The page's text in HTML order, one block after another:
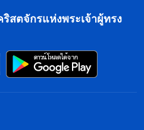
จเย็นว่าตนนั้นชอบธรรม
เจ้าถึงกับคิดหาหนทางที่จะ
พระเจ้า, ถ้อยดำรัสของพระ
สตจักรแห่งพระเจ้าผู้ทรง